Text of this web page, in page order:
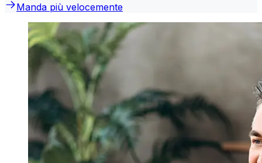
Manda più velocemente